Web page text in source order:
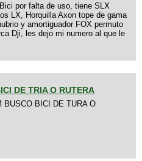
por falta de uso, tiene SLX
LX, Horquilla Axon tope de gama
y amortiguador FOX permuto
Dji, les dejo mi numero al que le
DE TRIA O RUTERA
BUSCO BICI DE TURA O